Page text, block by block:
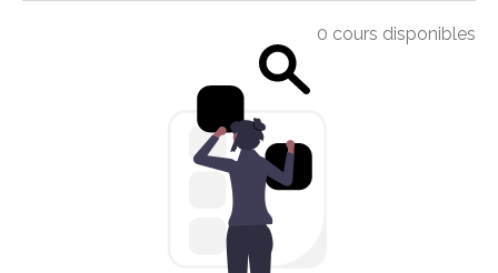
0 cours disponibles